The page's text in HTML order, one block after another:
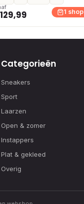
1 shop
Categorieën
Sneakers
Sport
Laarzen
Open & zomer
Instappers
Plat & gekleed
Overig